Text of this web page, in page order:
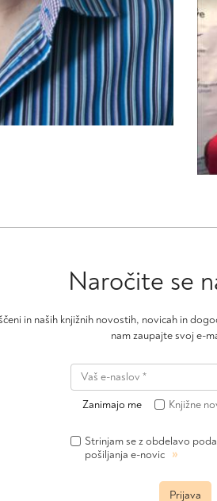
Naročite se
in naših knjižnih novostih, novicah in
nam zaupajte svoj e-
Zanimajo me Knjižne
Strinjam se z obdelavo
pošiljanja e-novic »
Prijava